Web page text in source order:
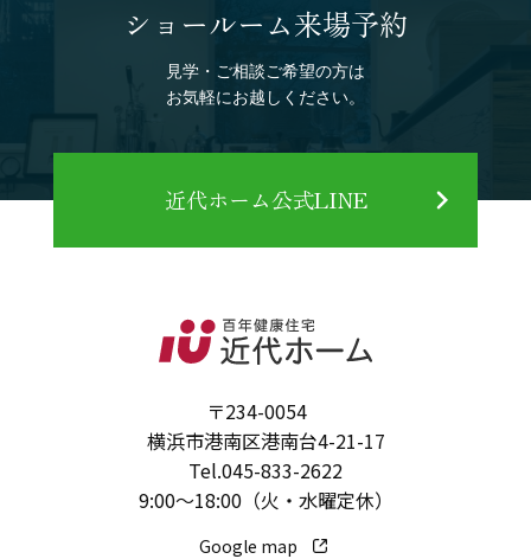
ショールーム来場予約
見学・ご相談ご希望の方は
お気軽にお越しください。
近代ホーム公式LINE
〒234-0054
横浜市港南区港南台4-21-17
Tel.045-833-2622
9:00～18:00（火・水曜定休）
Google map